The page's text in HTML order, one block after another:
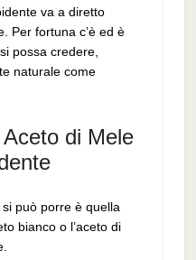
va a diretto
Per fortuna c’è ed è
possa credere,
naturale come
di Mele
può porre è quella
bianco o l’aceto di